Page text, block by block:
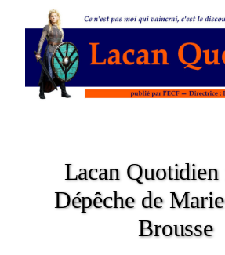
Lacan Quotidien
Dépêche de
Brousse